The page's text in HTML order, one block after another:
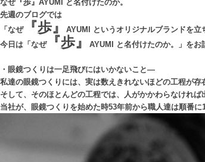
なぜ『歩』AYUMI と名付けたのか。
先週のブログでは
「なぜ『歩』
AYUMI というオリジナルブランドを立
今日は「なぜ『歩』 AYUMI と名付けたのか。」をお
・眼鏡つくりは一足飛びにはいかないこと―
私達の眼鏡つくりには、実は数えきれないほどの工程が存
そして、そのほとんどの工程では、人がかかわらなければ
当社が、眼鏡つくりを始めた時53年前から職人達は順番